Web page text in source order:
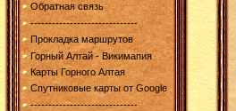
Обратная связь
------------------------------
Прокладка маршрутов
Горный Алтай - Викимапия
Карты Горного Алтая
Спутниковые карты от Google
------------------------------